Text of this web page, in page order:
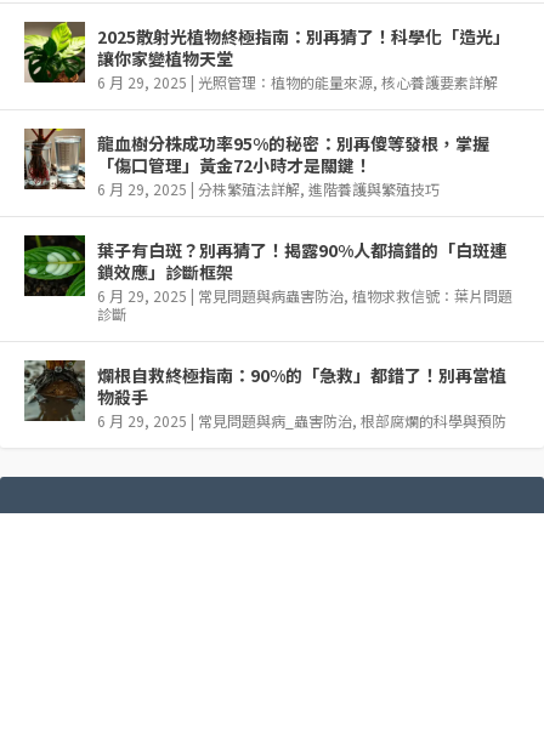
2025散射光植物終極指南：別再猜了！科學化「造光」
讓你家變植物天堂
6 月 29, 2025 | 光照管理：植物的能量來源, 核心養護要素詳解
龍血樹分株成功率95%的秘密：別再傻等發根，掌握
「傷口管理」黃金72小時才是關鍵！
6 月 29, 2025 | 分株繁殖法詳解, 進階養護與繁殖技巧
葉子有白斑？別再猜了！揭露90%人都搞錯的「白斑連
鎖效應」診斷框架
6 月 29, 2025 | 常見問題與病蟲害防治, 植物求救信號：葉片問題
診斷
爛根自救終極指南：90%的「急救」都錯了！別再當植
物殺手
6 月 29, 2025 | 常見問題與病_蟲害防治, 根部腐爛的科學與預防